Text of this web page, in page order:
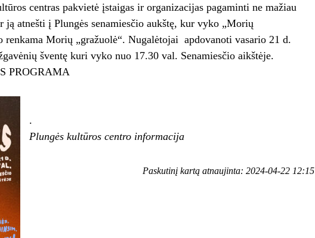
centras pakvietė įstaigas ir organizacijas pagaminti ne mažiau
atnešti į Plungės senamiesčio aukštę, kur vyko „Morių
renkama Morių „gražuolė“. Nugalėtojai apdovanoti vasario 21 d.
šventę kuri vyko nuo 17.30 val. Senamiesčio aikštėje.
PROGRAMA
.
Plungės kultūros centro informacija
Paskutinį kartą atnaujinta: 2024-04-22 12:15